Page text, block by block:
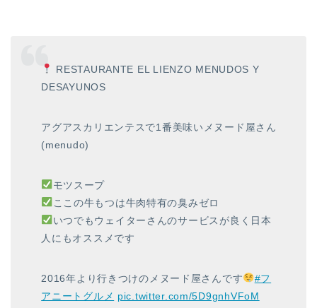
RESTAURANTE EL LIENZO MENUDOS Y
DESAYUNOS
アグアスカリエンテスで1番美味いメヌード屋さん
(menudo)
モツスープ
ここの牛もつは牛肉特有の臭みゼロ
いつでもウェイターさんのサービスが良く日本
人にもオススメです
2016年より行きつけのメヌード屋さんです
#フ
アニートグルメ pic.twitter.com/5D9gnhVFoM